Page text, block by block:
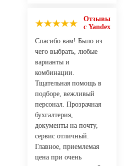
Отзывы
с Yandex
Спасибо вам! Было из
чего выбрать, любые
варианты и
комбинации.
Тщательная помощь в
подборе, вежливый
персонал. Прозрачная
бухгалтерия,
документы на почту,
сервис отличный.
Главное, приемлемая
цена при очень